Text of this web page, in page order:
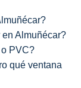
Almuñécar?
PVC?
qué ventana